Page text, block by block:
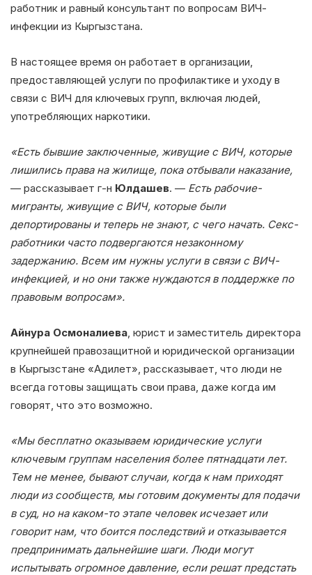
работник и равный консультант по вопросам ВИЧ-
инфекции из Кыргызстана.
В настоящее время он работает в организации,
предоставляющей услуги по профилактике и уходу в
связи с ВИЧ для ключевых групп, включая людей,
употребляющих наркотики.
«Есть бывшие заключенные, живущие с ВИЧ, которые
лишились права на жилище, пока отбывали наказание,
— рассказывает г-н Юлдашев. — Есть рабочие-
мигранты, живущие с ВИЧ, которые были
депортированы и теперь не знают, с чего начать. Секс-
работники часто подвергаются незаконному
задержанию. Всем им нужны услуги в связи с ВИЧ-
инфекцией, и но они также нуждаются в поддержке по
правовым вопросам».
Айнура Осмоналиева , юрист и заместитель директора
крупнейшей правозащитной и юридической организации
в Кыргызстане «Адилет», рассказывает, что люди не
всегда готовы защищать свои права, даже когда им
говорят, что это возможно.
«Мы бесплатно оказываем юридические услуги
ключевым группам населения более пятнадцати лет.
Тем не менее, бывают случаи, когда к нам приходят
люди из сообществ, мы готовим документы для подачи
в суд, но на каком-то этапе человек исчезает или
говорит нам, что боится последствий и отказывается
предпринимать дальнейшие шаги. Люди могут
испытывать огромное давление, если решат предстать